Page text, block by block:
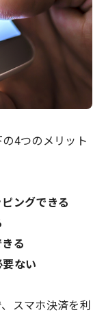
4つのメリット
ングできる
る
要ない
スマホ決済を利